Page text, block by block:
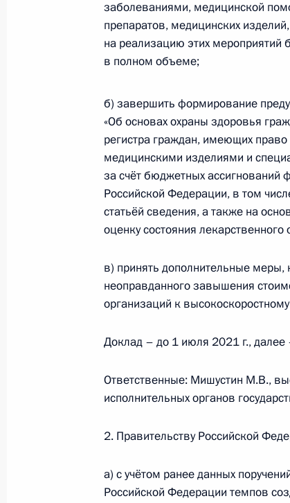
от информации, причиняющей
5 апреля 2021 года, 15:35
Заседание Комиссии по делам
31 марта 2021 года, 17:00
Посещение Детского
25 марта 2021 года, 18:30
культуры и за произведения
25 марта 2021 года, 16:30
В закон об образовании
образовательных организаций
заболеваниями, медицинской
препаратов, медицинских
на реализацию этих
в полном объеме;
б) завершить формирование
«Об основах охраны здоровья
регистра граждан, имеющих
медицинскими изделиями и
за счёт бюджетных
Российской Федерации, в том
статьёй сведения, а также на
оценку состояния
в) принять дополнительные
неоправданного завышения
организаций к высокоскоростному
Доклад – до 1 июля 2021 г., далее
Ответственные: Мишустин М.В.,
исполнительных органов
2. Правительству Российской
а) с учётом ранее данных
Российской Федерации темпов